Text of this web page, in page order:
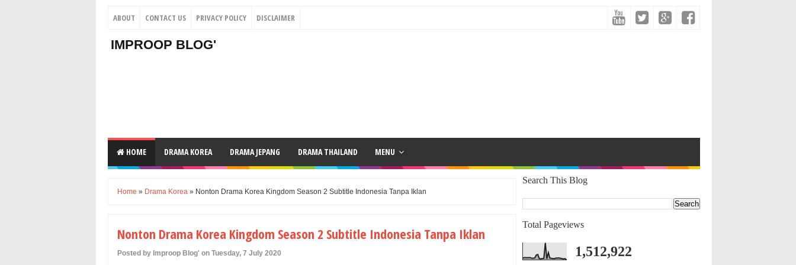
ABOUT CONTACT US PRIVACY POLICY DISCLAIMER
IMPROOP BLOG'
HOME DRAMA KOREA DRAMA JEPANG DRAMA THAILAND MENU
Home » Drama Korea » Nonton Drama Korea Kingdom Season 2 Subtitle Indonesia Tanpa Iklan
Nonton Drama Korea Kingdom Season 2 Subtitle Indonesia Tanpa Iklan
Posted by Improop Blog' on Tuesday, 7 July 2020
Search This Blog
Total Pageviews
1,512,922